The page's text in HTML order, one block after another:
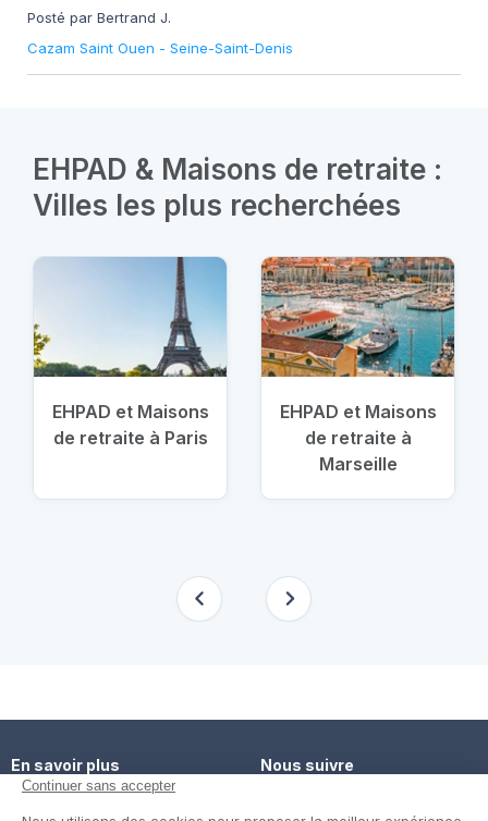
Posté par Bertrand J.
Cazam Saint Ouen - Seine-Saint-Denis
EHPAD & Maisons de retraite :
Villes les plus recherchées
EHPAD et Maisons
de retraite à Paris
EHPAD et Maisons
de retraite à
Marseille
En savoir plus
Nous suivre